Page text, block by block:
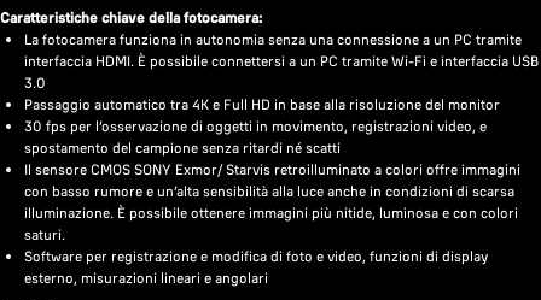
Caratteristiche chiave della fotocamera:
La fotocamera funziona in autonomia senza una connessione a un PC tramite
interfaccia HDMI. È possibile connettersi a un PC tramite Wi-Fi e interfaccia USB
3.0
Passaggio automatico tra 4K e Full HD in base alla risoluzione del monitor
30 fps per l’osservazione di oggetti in movimento, registrazioni video, e
spostamento del campione senza ritardi né scatti
Il sensore CMOS SONY Exmor/ Starvis retroilluminato a colori offre immagini
con basso rumore e un’alta sensibilità alla luce anche in condizioni di scarsa
illuminazione. È possibile ottenere immagini più nitide, luminosa e con colori
saturi.
Software per registrazione e modifica di foto e video, funzioni di display
esterno, misurazioni lineari e angolari